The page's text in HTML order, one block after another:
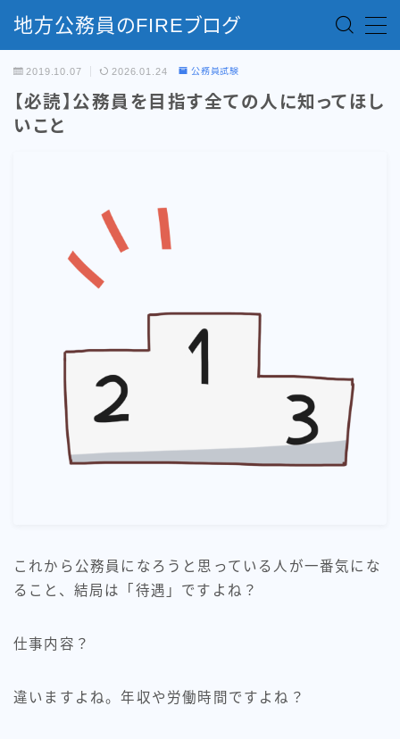
地方公務員のFIREブログ
MENU
お問い合わせ
2019.10.07 2026.01.24 公務員試験
【必読】公務員を目指す全ての人に知ってほし
いこと
これから公務員になろうと思っている人が一番気にな
ること、結局は「待遇」ですよね？
仕事内容？
違いますよね。年収や労働時間ですよね？